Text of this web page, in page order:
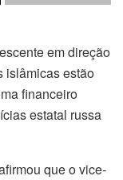
em direção
islâmicas estão
financeiro
estatal russa
que o vice-